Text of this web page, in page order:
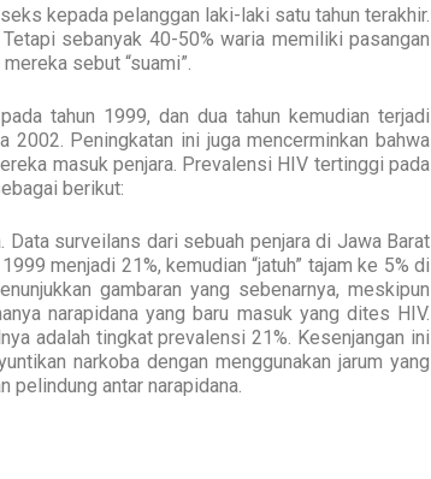
kepada pelanggan laki-laki satu tahun terakhir.
sebanyak 40-50% waria memiliki pasangan
sebut “suami”.
tahun 1999, dan dua tahun kemudian terjadi
2002. Peningkatan ini juga mencerminkan bahwa
masuk penjara. Prevalensi HIV tertinggi pada
berikut:
surveilans dari sebuah penjara di Jawa Barat
menjadi 21%, kemudian “jatuh” tajam ke 5% di
gambaran yang sebenarnya, meskipun
narapidana yang baru masuk yang dites HIV.
adalah tingkat prevalensi 21%. Kesenjangan ini
narkoba dengan menggunakan jarum yang
pelindung antar narapidana.